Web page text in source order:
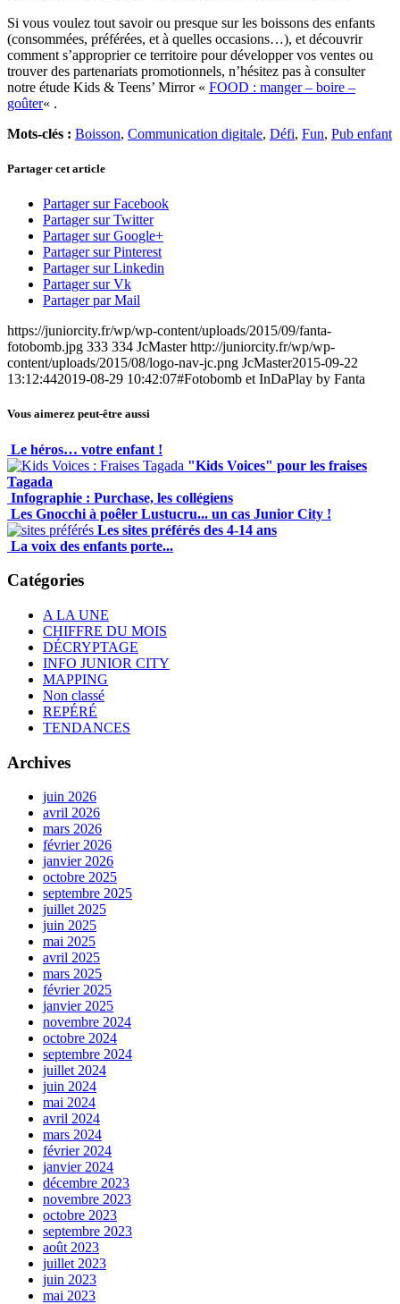
Si vous voulez tout savoir ou presque sur les boissons des enfants
(consommées, préférées, et à quelles occasions…), et découvrir
comment s’approprier ce territoire pour développer vos ventes ou
trouver des partenariats promotionnels, n’hésitez pas à consulter
notre étude Kids & Teens’ Mirror « FOOD : manger – boire –
goûter« .
Mots-clés : Boisson, Communication digitale, Défi, Fun, Pub enfant
Partager cet article
Partager sur Facebook
Partager sur Twitter
Partager sur Google+
Partager sur Pinterest
Partager sur Linkedin
Partager sur Vk
Partager par Mail
https://juniorcity.fr/wp/wp-content/uploads/2015/09/fanta-
fotobomb.jpg 333 334 JcMaster http://juniorcity.fr/wp/wp-
content/uploads/2015/08/logo-nav-jc.png JcMaster2015-09-22
13:12:442019-08-29 10:42:07#Fotobomb et InDaPlay by Fanta
Vous aimerez peut-être aussi
Le héros… votre enfant !
"Kids Voices" pour les fraises
Tagada
Infographie : Purchase, les collégiens
Les Gnocchi à poêler Lustucru... un cas Junior City !
Les sites préférés des 4-14 ans
La voix des enfants porte...
Catégories
A LA UNE
CHIFFRE DU MOIS
DÉCRYPTAGE
INFO JUNIOR CITY
MAPPING
Non classé
REPÉRÉ
TENDANCES
Archives
juin 2026
avril 2026
mars 2026
février 2026
janvier 2026
octobre 2025
septembre 2025
juillet 2025
juin 2025
mai 2025
avril 2025
mars 2025
février 2025
janvier 2025
novembre 2024
octobre 2024
septembre 2024
juillet 2024
juin 2024
mai 2024
avril 2024
mars 2024
février 2024
janvier 2024
décembre 2023
novembre 2023
octobre 2023
septembre 2023
août 2023
juillet 2023
juin 2023
mai 2023